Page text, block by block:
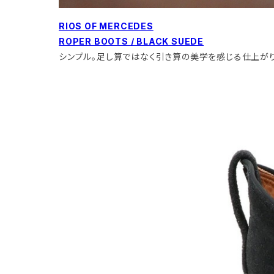
RIOS OF MERCEDES
ROPER BOOTS / BLACK SUEDE
シンプル。足し算ではなく引き算の美学を感じる仕上が